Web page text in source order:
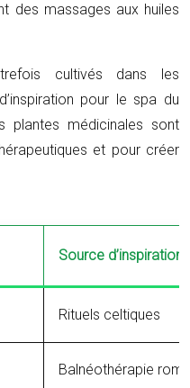
des massages aux huiles
cultivés dans les
pour le spa du
plantes médicinales sont
et pour créer
Source d’inspiration
Rituels celtiques
Balnéothérapie